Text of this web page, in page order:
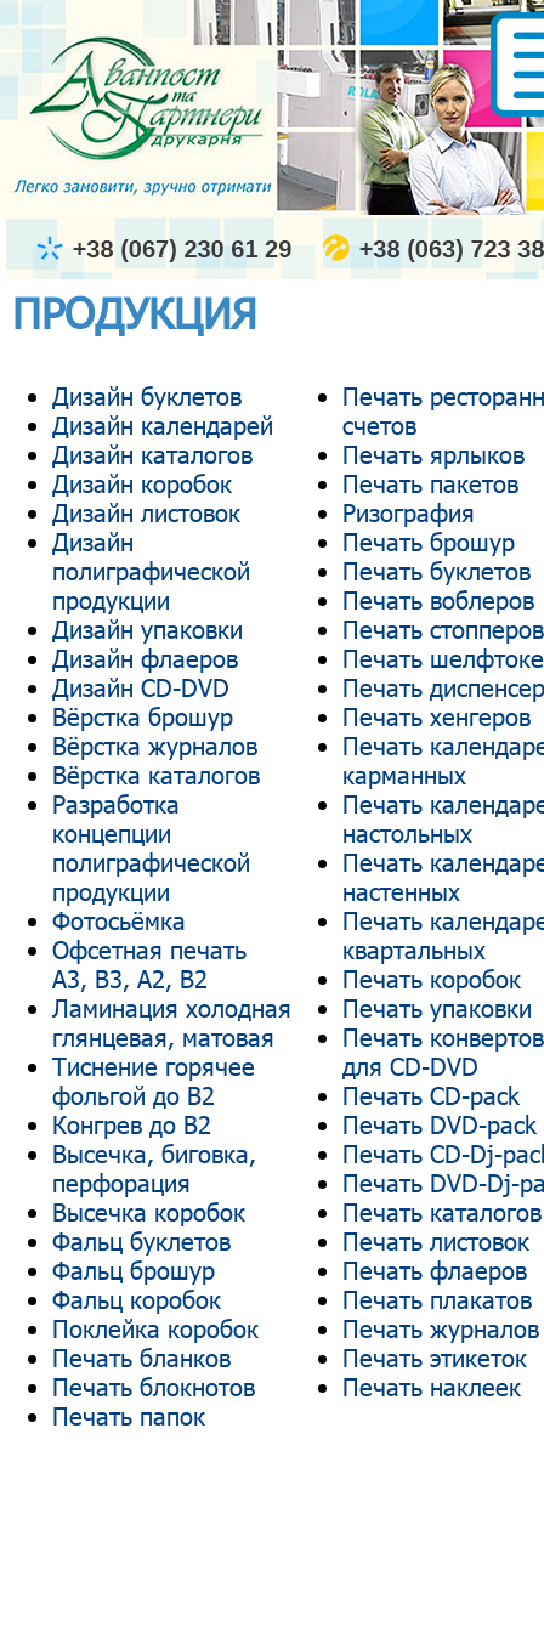
ПРОДУКЦИЯ
Дизайн буклетов
Дизайн календарей
Дизайн каталогов
Дизайн коробок
Дизайн листовок
Дизайн
полиграфической
продукции
Дизайн упаковки
Дизайн флаеров
Дизайн CD-DVD
Вёрстка брошур
Вёрстка журналов
Вёрстка каталогов
Разработка
концепции
полиграфической
продукции
Фотосьёмка
Офсетная печать
А3, В3, А2, В2
Ламинация холодная
глянцевая, матовая
Тиснение горячее
фольгой до В2
Конгрев до В2
Высечка, биговка,
перфорация
Высечка коробок
Фальц буклетов
Фальц брошур
Фальц коробок
Поклейка коробок
Печать бланков
Печать блокнотов
Печать папок
Печать
счетов
Печать ярлыков
Печать пакетов
Ризография
Печать брошур
Печать буклетов
Печать воблеров
Печать стопперов
Печать
Печать
Печать хенгеров
Печать
карманных
Печать
настольных
Печать
настенных
Печать
квартальных
Печать коробок
Печать упаковки
Печать конвертов
для CD-DVD
Печать CD-pack
Печать DVD-pack
Печать CD-Dj-
Печать DVD-Dj-
Печать каталогов
Печать листовок
Печать флаеров
Печать плакатов
Печать журналов
Печать этикеток
Печать наклеек